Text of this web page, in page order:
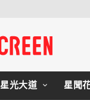
星光大道 星聞